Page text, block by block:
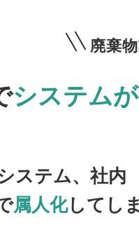
廃棄
システム
ステム、社内
属人化してしま